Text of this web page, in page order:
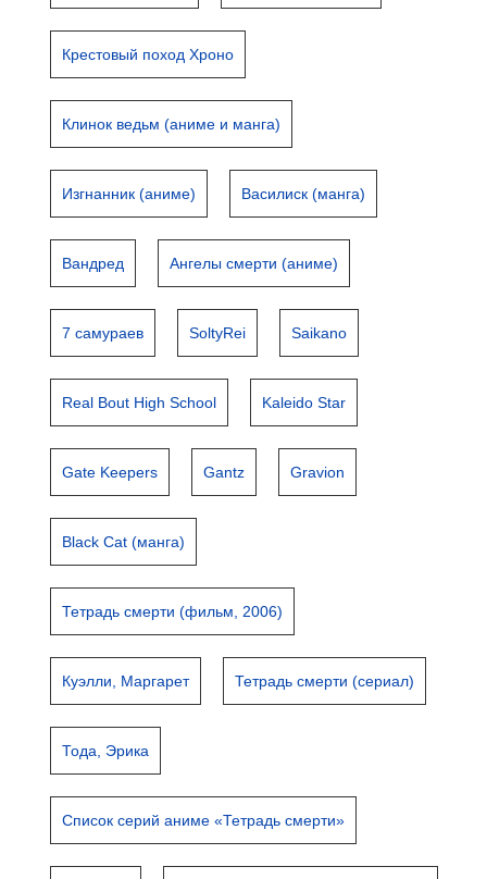
Крестовый поход Хроно
Клинок ведьм (аниме и манга)
Изгнанник (аниме) Василиск (манга)
Вандред Ангелы смерти (аниме)
7 самураев SoltyRei Saikano
Real Bout High School Kaleido Star
Gate Keepers Gantz Gravion
Black Cat (манга)
Тетрадь смерти (фильм, 2006)
Куэлли, Маргарет Тетрадь смерти (сериал)
Тода, Эрика
Список серий аниме «Тетрадь смерти»